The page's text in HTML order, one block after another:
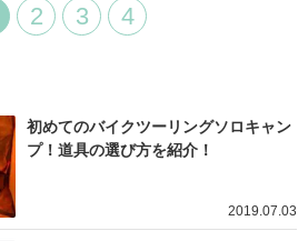
2 3 4
初めてのバイクツーリングソロキャン
プ！道具の選び方を紹介！
2019.07.03